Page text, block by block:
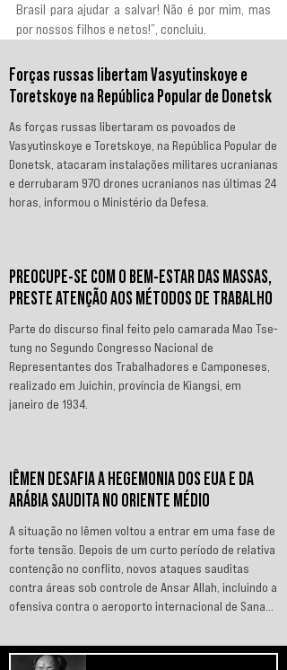
Brasil para ajudar a salvar! Não é por mim, mas
por nossos filhos e netos!”, concluiu.
Forças russas libertam Vasyutinskoye e
Toretskoye na República Popular de Donetsk
As forças russas libertaram os povoados de
Vasyutinskoye e Toretskoye, na República Popular de
Donetsk, atacaram instalações militares ucranianas
e derrubaram 970 drones ucranianos nas últimas 24
horas, informou o Ministério da Defesa.
PREOCUPE-SE COM O BEM-ESTAR DAS MASSAS,
PRESTE ATENÇÃO AOS MÉTODOS DE TRABALHO
Parte do discurso final feito pelo camarada Mao Tse-
tung no Segundo Congresso Nacional de
Representantes dos Trabalhadores e Camponeses,
realizado em Juichin, província de Kiangsi, em
janeiro de 1934.
IÊMEN DESAFIA A HEGEMONIA DOS EUA E DA
ARÁBIA SAUDITA NO ORIENTE MÉDIO
A situação no Iêmen voltou a entrar em uma fase de
forte tensão. Depois de um curto período de relativa
contenção no conflito, novos ataques sauditas
contra áreas sob controle de Ansar Allah, incluindo a
ofensiva contra o aeroporto internacional de Sanaá
regional. Em resposta, as forças iemenitas
declararam um bloqueio marítimo contra a Arábia